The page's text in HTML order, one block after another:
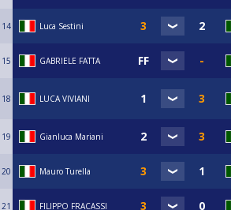
14 Luca Sestini
15 GABRIELE FATTA
18 LUCA VIVIANI
19 Gianluca Mariani
20 Mauro Turella
21 FILIPPO FRACASSI